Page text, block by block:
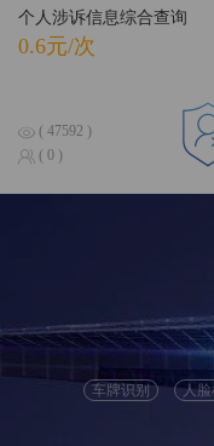
个人涉诉信息综合查询
0.6元/次
( 47592 )
( 0 )
车牌识别 人脸